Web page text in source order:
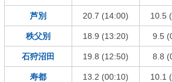
芦別 20.7 (14:00) 10.5
秩父別 18.9 (13:20) 9.5
石狩沼田 19.8 (12:50) 8.8
寿都 13.2 (00:10) 10.1